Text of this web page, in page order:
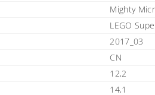
Mighty
LEGO
2017_03
CN
12,2
14,1